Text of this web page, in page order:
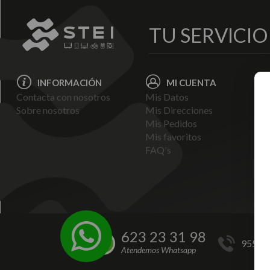
TU
INFORMACIÓN
Contacta con nosotros
Sobre nosotros
MI CUENTA
Mis Datos
Mis Direcciones
Mis Pedidos
Mis favoritos
FAQ's
623 23 31 98
Atendemos Whatsapp
955